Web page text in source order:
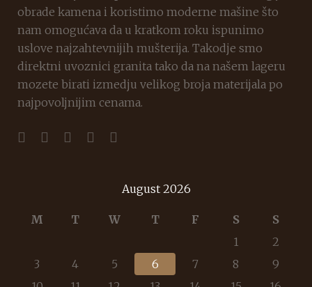
obrade kamena i koristimo moderne mašine što
nam omogućava da u kratkom roku ispunimo
uslove najzahtevnijih mušterija. Takodje smo
direktni uvoznici granita tako da na našem lageru
mozete birati izmedju velikog broja materijala po
najpovoljnijim cenama.
August 2026
M T W T F S
S
1
2
3
4 5 6 7 8
9